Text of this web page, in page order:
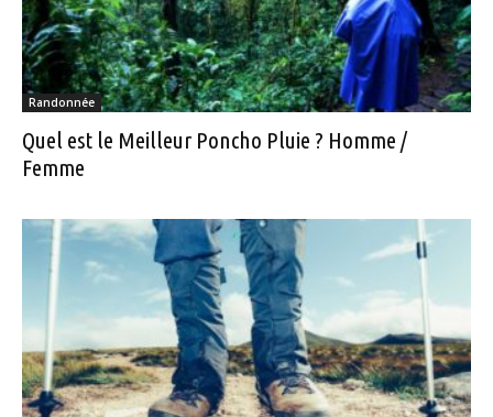
Randonnée
Quel est le Meilleur Poncho Pluie ? Homme /
Femme